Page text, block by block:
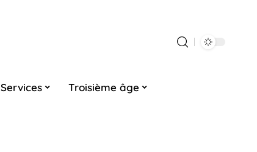
Services Troisième âge